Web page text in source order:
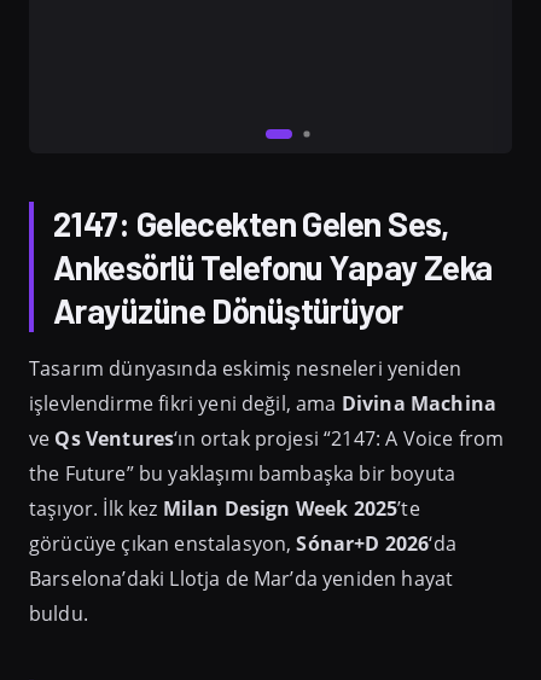
2147: Gelecekten Gelen Ses,
Ankesörlü Telefonu Yapay Zeka
Arayüzüne Dönüştürüyor
Tasarım dünyasında eskimiş nesneleri yeniden
işlevlendirme fikri yeni değil, ama Divina Machina
ve Qs Ventures‘ın ortak projesi “2147: A Voice from
the Future” bu yaklaşımı bambaşka bir boyuta
taşıyor. İlk kez Milan Design Week 2025’te
görücüye çıkan enstalasyon,Sónar+D 2026‘da
Barselona’daki Llotja de Mar’da yeniden hayat
buldu.